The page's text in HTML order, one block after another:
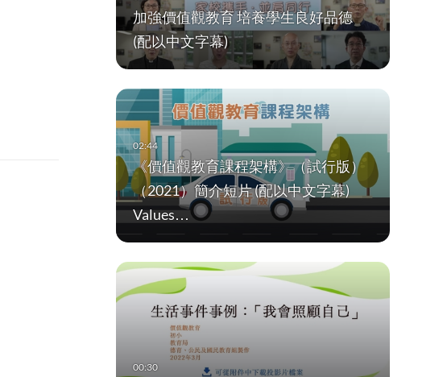
加強價值觀教育 培養學生良好品德
(配以中文字幕)
《價值觀教育課程架構》（試行版）
（2021）簡介短片 (配以中文字幕)
Values…